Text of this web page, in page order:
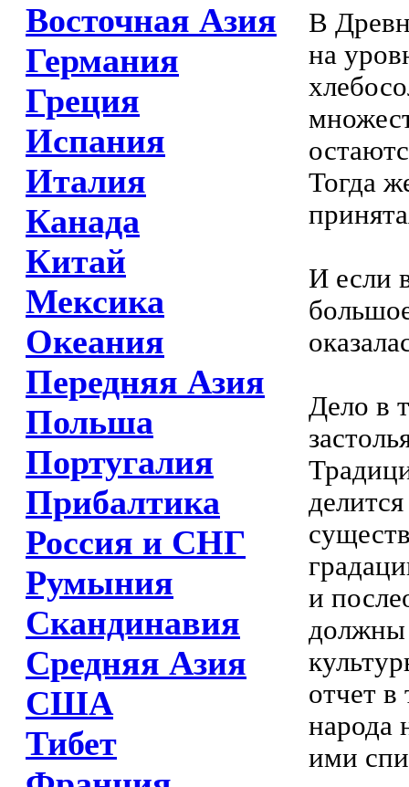
Восточная Азия
Германия
Греция
Испания
Италия
Канада
Китай
Мексика
Океания
Передняя Азия
Польша
Португалия
Прибалтика
Россия и СНГ
Румыния
Скандинавия
Средняя Азия
США
Тибет
В
на
Тогда
И если
Дело в
и
должны
отчет в
народа
ими